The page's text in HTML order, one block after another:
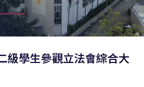
級學生參觀立法會綜合大